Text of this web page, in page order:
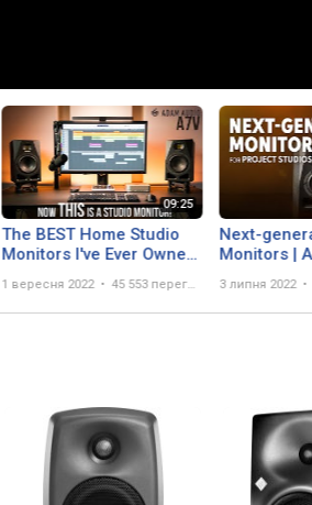
The BEST Home Studio
Monitors I've Ever Owned
1 вересня 2022 45 553 перегляда
Next-
Monitors |
Overview
3 липня 2022